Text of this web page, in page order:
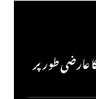
عارضی طور پر